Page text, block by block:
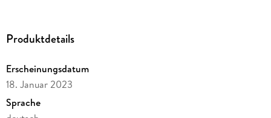
Produktdetails
Erscheinungsdatum
18. Januar 2023
Sprache